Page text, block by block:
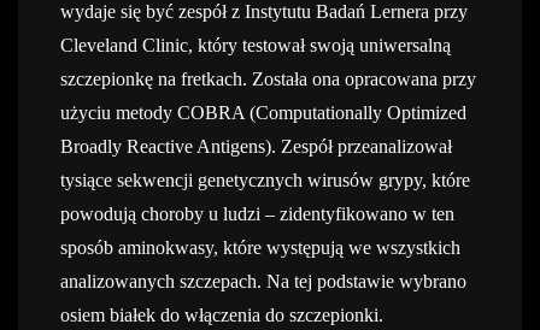
wydaje się być zespół z Instytutu Badań Lernera przy
Cleveland Clinic, który testował swoją uniwersalną
szczepionkę na fretkach. Została ona opracowana przy
użyciu metody COBRA (Computationally Optimized
Broadly Reactive Antigens). Zespół przeanalizował
tysiące sekwencji genetycznych wirusów grypy, które
powodują choroby u ludzi – zidentyfikowano w ten
sposób aminokwasy, które występują we wszystkich
analizowanych szczepach. Na tej podstawie wybrano
osiem białek do włączenia do szczepionki.